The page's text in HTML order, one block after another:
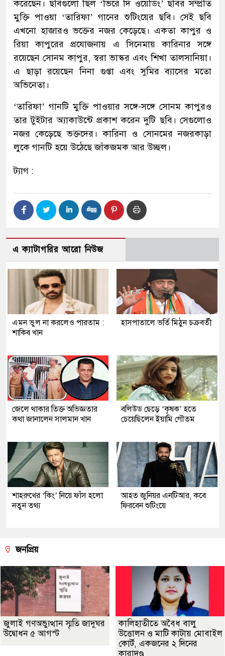
করেছেন। ছবিগুলো ছিল ‘ভিরে দি ওয়েডিং’ ছবির সম্প্রতি
মুক্তি পাওয়া ‘তারিফা’ গানের শুটিংয়ের ছবি। সেই ছবি
এখনো হাজারও ভক্তের নজর কেড়েছে। একতা কাপুর ও
রিয়া কাপুরের প্রযোজনায় এ সিনেমায় কারিনার সঙ্গে
রয়েছেন সোনম কাপুর, স্বরা ভাস্কর এবং শিখা তালসানিয়া।
এ ছাড়া রয়েছেন নিনা গুপ্তা এবং সুমির ব্যাসের মতো
অভিনেতা।
‘তারিফা’ গানটি মুক্তি পাওয়ার সঙ্গে-সঙ্গে সোনম কাপুরও
তার টুইটার অ্যাকাউন্টে প্রকাশ করেন দুটি ছবি। সেগুলোও
নজর কেড়েছে ভক্তদের। কারিনা ও সোনমের নজরকাড়া
লুকে গানটি হয়ে উঠেছে জাঁকজমক আর উচ্ছল।
ট্যাগ :
এ ক্যাটাগরির আরো নিউজ
এমন ভুল না করলেও পারতাম :
শাকিব খান
হাসপাতালে ভর্তি মিঠুন চক্রবর্তী
জেলে থাকার তিক্ত অভিজ্ঞতার
কথা জানালেন সালমান খান
বলিউড ছেড়ে ‘কৃষক’ হতে
চেয়েছিলেন ইয়ামি গৌতম
শাহরুখের ‘কিং’ নিয়ে ফাঁস হলো
নতুন তথ্য
আহত জুনিয়র এনটিআর, কবে
ফিরবেন শুটিংয়ে
জনপ্রিয়
জুলাই গণঅভ্যুত্থান স্মৃতি জাদুঘর
উদ্বোধন ৫ আগস্ট
কালিহাতীতে অবৈধ বালু
উত্তোলন ও মাটি কাটায় মোবাইল
কোর্ট, একজনের ২ দিনের
কারাদণ্ড